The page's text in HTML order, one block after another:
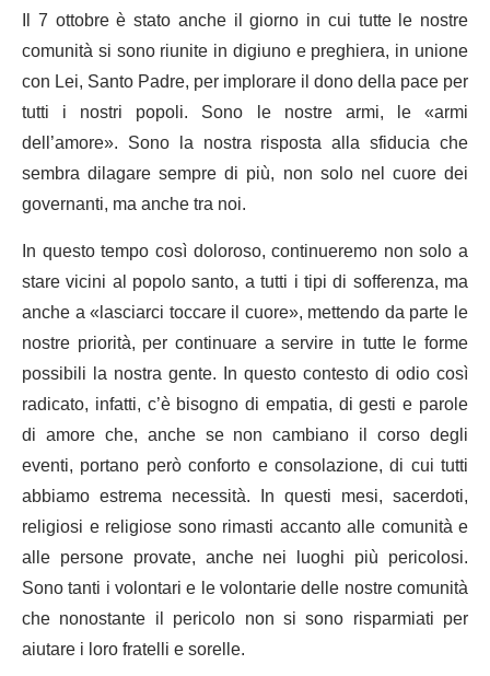
Il 7 ottobre è stato anche il giorno in cui tutte le nostre
comunità si sono riunite in digiuno e preghiera, in unione
con Lei, Santo Padre, per implorare il dono della pace per
tutti i nostri popoli. Sono le nostre armi, le «armi
dell’amore». Sono la nostra risposta alla sfiducia che
sembra dilagare sempre di più, non solo nel cuore dei
governanti, ma anche tra noi.
In questo tempo così doloroso, continueremo non solo a
stare vicini al popolo santo, a tutti i tipi di sofferenza, ma
anche a «lasciarci toccare il cuore», mettendo da parte le
nostre priorità, per continuare a servire in tutte le forme
possibili la nostra gente. In questo contesto di odio così
radicato, infatti, c’è bisogno di empatia, di gesti e parole
di amore che, anche se non cambiano il corso degli
eventi, portano però conforto e consolazione, di cui tutti
abbiamo estrema necessità. In questi mesi, sacerdoti,
religiosi e religiose sono rimasti accanto alle comunità e
alle persone provate, anche nei luoghi più pericolosi.
Sono tanti i volontari e le volontarie delle nostre comunità
che nonostante il pericolo non si sono risparmiati per
aiutare i loro fratelli e sorelle.